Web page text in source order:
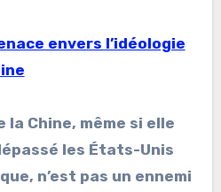
envers l’idéologie
la Chine, même si elle
les États-Unis
n’est pas un ennemi